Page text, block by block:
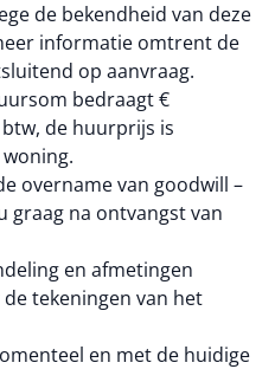
de bekendheid van deze
informatie omtrent de
op aanvraag.
bedraagt €
de huurprijs is
overname van goodwill –
graag na ontvangst van
en afmetingen
tekeningen van het
en met de huidige